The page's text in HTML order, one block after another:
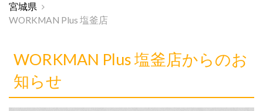
宮城県
WORKMAN Plus 塩釜店
WORKMAN Plus 塩釜店からのお
知らせ